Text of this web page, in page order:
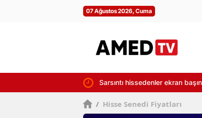
07 Ağustos 2026, Cuma
Sarsıntı hissedenler ekran
/ Hisse Senedi Fiyatları